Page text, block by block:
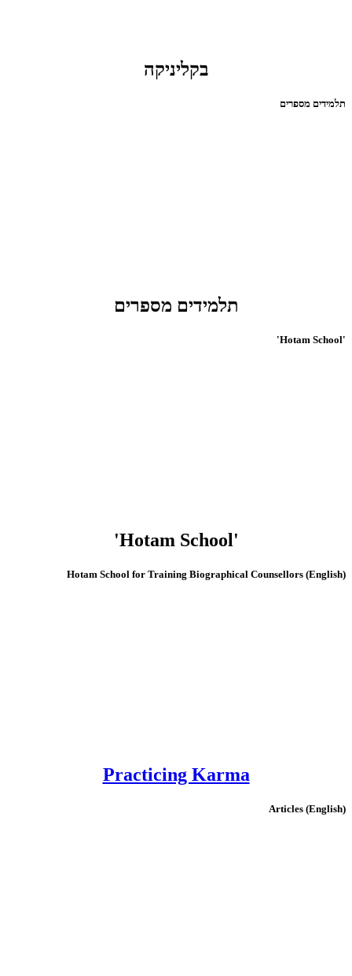
בקליניקה
תלמידים מספרים
תלמידים מספרים
'Hotam School'
'Hotam School'
(English) Hotam School for Training Biographical Counsellors
Practicing Karma
(English) Articles